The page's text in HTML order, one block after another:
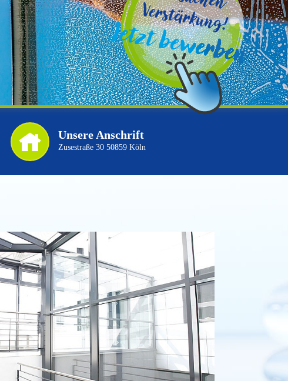
Unsere Anschrift
Zusestraße 30 50859 Köln